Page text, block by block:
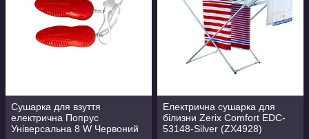
Сушарка для взуття
електрична Попрус
Універсальна 8 W Червоний
Електрична сушарка для
білизни Zerix Comfort EDC-
53148-Silver (ZX4928)